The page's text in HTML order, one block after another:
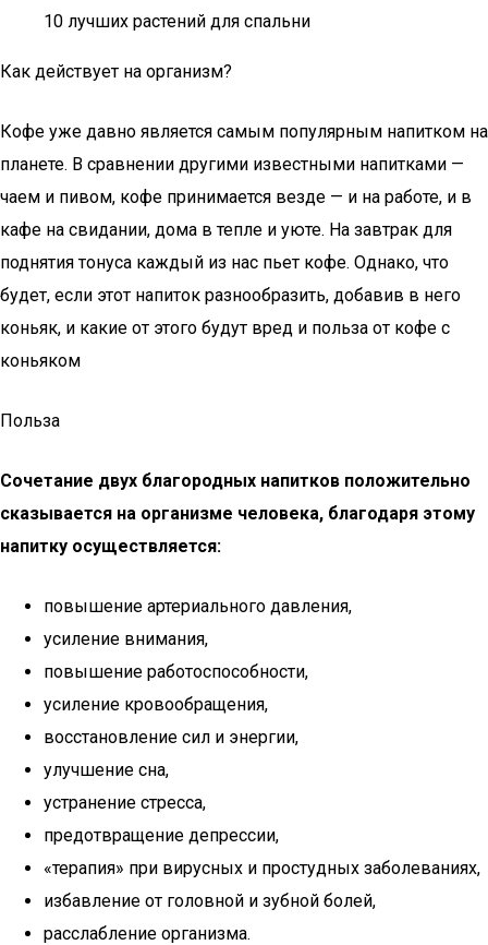
10 лучших растений для спальни
Как действует на организм?
Кофе уже давно является самым популярным напитком на
планете. В сравнении другими известными напитками —
чаем и пивом, кофе принимается везде — и на работе, и в
кафе на свидании, дома в тепле и уюте. На завтрак для
поднятия тонуса каждый из нас пьет кофе. Однако, что
будет, если этот напиток разнообразить, добавив в него
коньяк, и какие от этого будут вред и польза от кофе с
коньяком
Польза
Сочетание двух благородных напитков положительно
сказывается на организме человека, благодаря этому
напитку осуществляется:
повышение артериального давления,
усиление внимания,
повышение работоспособности,
усиление кровообращения,
восстановление сил и энергии,
улучшение сна,
устранение стресса,
предотвращение депрессии,
«терапия» при вирусных и простудных заболеваниях,
избавление от головной и зубной болей,
расслабление организма.